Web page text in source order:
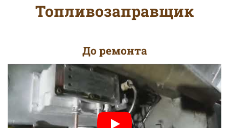
Топливозаправщик
До ремонта